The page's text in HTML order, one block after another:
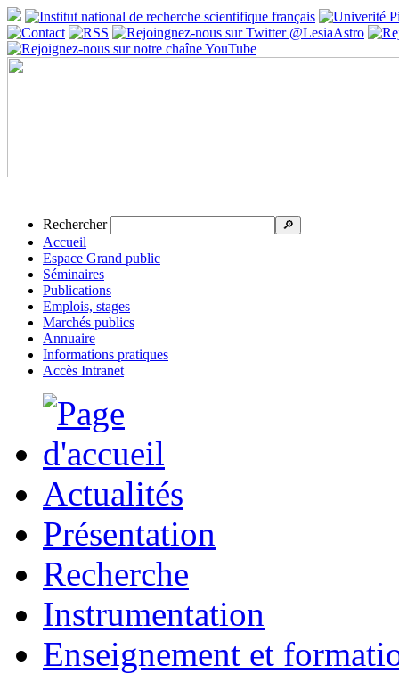
Rechercher 🔎
Accueil
Espace Grand public
Séminaires
Publications
Emplois, stages
Marchés publics
Annuaire
Informations pratiques
Accès Intranet
Actualités
Présentation
Recherche
Instrumentation
Enseignement et